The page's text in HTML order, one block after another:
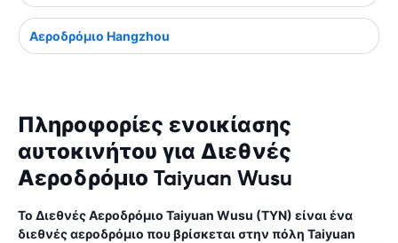
Αεροδρόμιο Hangzhou
Πληροφορίες ενοικίασης
αυτοκινήτου για Διεθνές
Αεροδρόμιο Taiyuan Wusu
Το Διεθνές Αεροδρόμιο Taiyuan Wusu (TYN) είναι ένα
διεθνές αεροδρόμιο που βρίσκεται στην πόλη Taiyuan